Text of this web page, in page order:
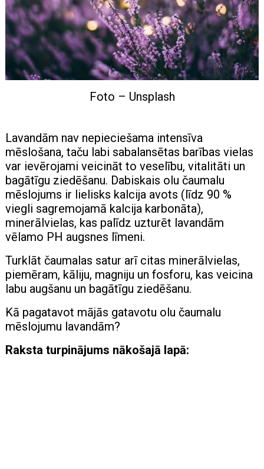
Foto – Unsplash
Lavandām nav nepieciešama intensīva
mēslošana, taču labi sabalansētas barības vielas
var ievērojami veicināt to veselību, vitalitāti un
bagātīgu ziedēšanu. Dabiskais olu čaumalu
mēslojums ir lielisks kalcija avots (līdz 90 %
viegli sagremojamā kalcija karbonāta),
minerālvielas, kas palīdz uzturēt lavandām
vēlamo PH augsnes līmeni.
Turklāt čaumalas satur arī citas minerālvielas,
piemēram, kāliju, magniju un fosforu, kas veicina
labu augšanu un bagātīgu ziedēšanu.
Kā pagatavot mājās gatavotu olu čaumalu
mēslojumu lavandām?
Raksta turpinājums nākošajā lapā: